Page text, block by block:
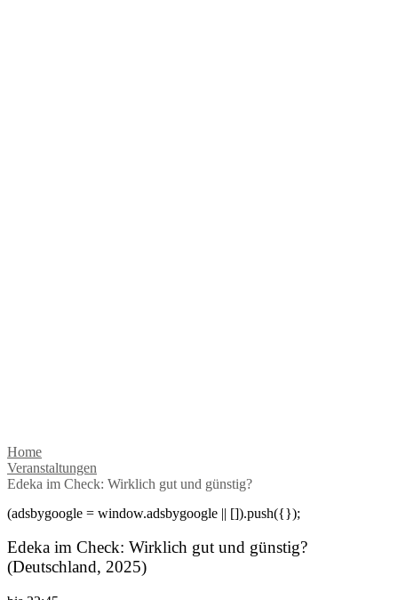
Home
Veranstaltungen
Edeka im Check: Wirklich gut und günstig?
(adsbygoogle = window.adsbygoogle || []).push({});
Edeka im Check: Wirklich gut und günstig?
(Deutschland, 2025)